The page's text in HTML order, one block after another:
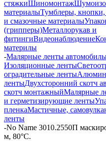
стяжкиШиномонтаж
материалыТумблеры,
и смазочные материалы
(грипперы)Металлорукав и
фитингиВидеонаблюдение
материлы
-Малярные ленты
Изоляционные ленты
оградительные ленты
лентыДвухсторонний скотч
скотч монтажныйМалярные
и герметизирующие ленты
пленкаМастичные,
ленты
-No Name 3010.2550П
м, 80°С.